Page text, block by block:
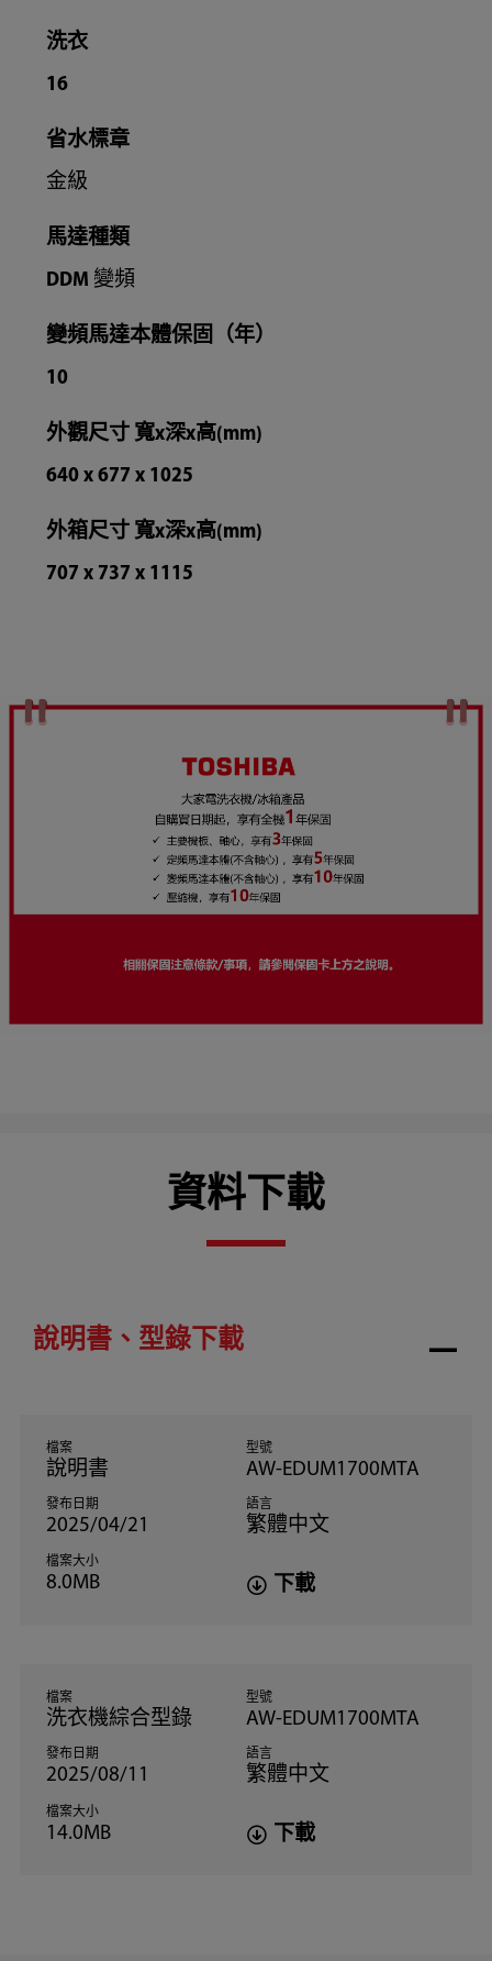
洗衣
16
省水標章
金級
馬達種類
DDM 變頻
變頻馬達本體保固（年）
10
外觀尺寸 寬x深x高(mm)
640 x 677 x 1025
外箱尺寸 寬x深x高(mm)
707 x 737 x 1115
資料下載
說明書、型錄下載
檔案
說明書
型號
AW-EDUM1700MTA
發布日期
2025/04/21
語言
繁體中文
檔案大小
8.0MB 下載
檔案
洗衣機綜合型錄
型號
AW-EDUM1700MTA
發布日期
2025/08/11
語言
繁體中文
檔案大小
14.0MB 下載